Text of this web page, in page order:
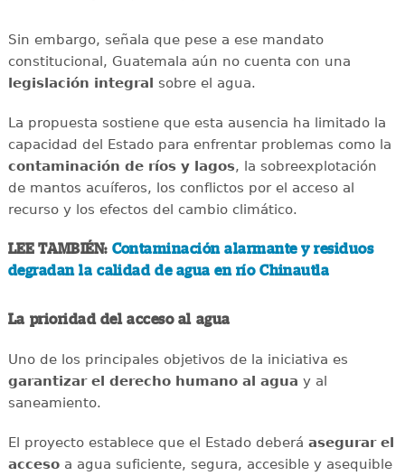
Sin embargo, señala que pese a ese mandato
constitucional, Guatemala aún no cuenta con una
legislación integral sobre el agua.
La propuesta sostiene que esta ausencia ha limitado la
capacidad del Estado para enfrentar problemas como la
contaminación de ríos y lagos, la sobreexplotación
de mantos acuíferos, los conflictos por el acceso al
recurso y los efectos del cambio climático.
LEE TAMBIÉN: Contaminación alarmante y residuos
degradan la calidad de agua en río Chinautla
La prioridad del acceso al agua
Uno de los principales objetivos de la iniciativa es
garantizar el derecho humano al agua y al
saneamiento.
El proyecto establece que el Estado deberá asegurar el
accesoa agua suficiente, segura, accesible y asequible